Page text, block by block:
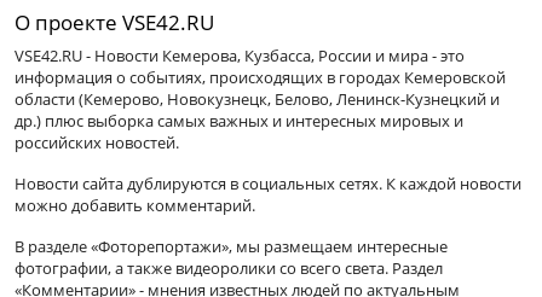
О проекте VSE42.RU
VSE42.RU - Новости Кемерова, Кузбасса, России и мира - это
информация о событиях, происходящих в городах Кемеровской
области (Кемерово, Новокузнецк, Белово, Ленинск-Кузнецкий и
др.) плюс выборка самых важных и интересных мировых и
российских новостей.
Новости сайта дублируются в социальных сетях. К каждой новости
можно добавить комментарий.
В разделе «Фоторепортажи», мы размещаем интересные
фотографии, а также видеоролики со всего света. Раздел
«Комментарии» - мнения известных людей по актуальным